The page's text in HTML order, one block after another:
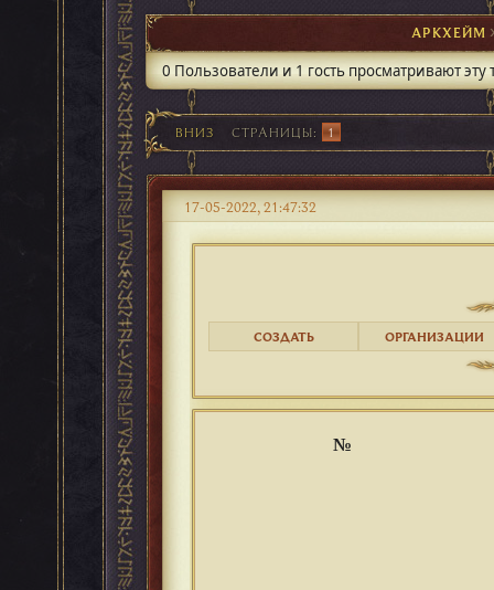
АРКХЕЙМ
0 Пользователи и 1 гость просматривают эту
ВНИЗ СТРАНИЦЫ 1
17-05-2022, 21:47:32
СОЗДАТЬ ОРГАНИЗАЦИИ
№